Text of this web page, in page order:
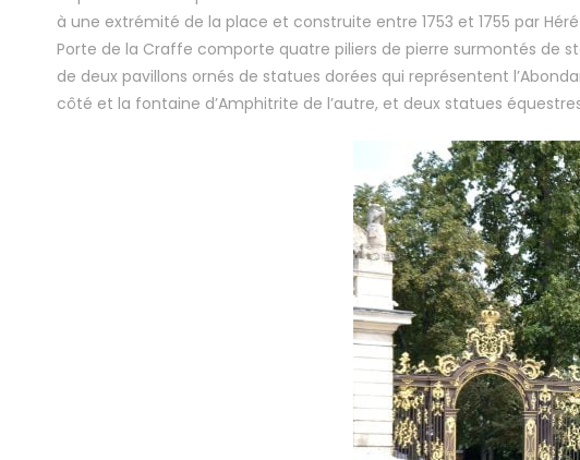
à une extrémité de la place et construite entre 1753 et 1755 par
Porte de la Craffe comporte quatre piliers de pierre surmontés de
de deux pavillons ornés de statues dorées qui représentent
côté et la fontaine d’Amphitrite de l’autre, et deux statues